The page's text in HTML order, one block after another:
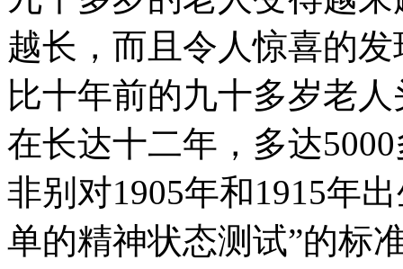
越长，而且令人惊喜的
比十年前的九十多岁老
在长达十二年，多达
非别对1905年和1915年
单的精神状态测试”的标